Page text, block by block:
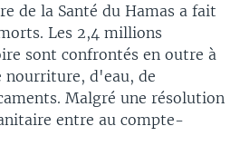
de la Santé du Hamas a fait
Les 2,4 millions
sont confrontés en outre à
nourriture, d'eau, de
Malgré une résolution
entre au compte-